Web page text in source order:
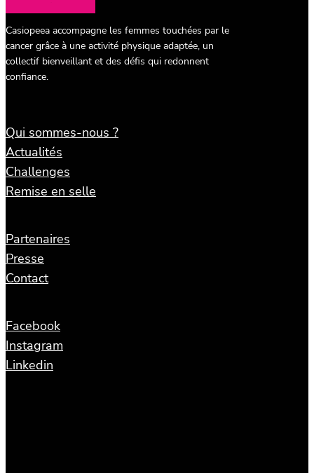
Casiopeea accompagne les femmes touchées par le
cancer grâce à une activité physique adaptée, un
collectif bienveillant et des défis qui redonnent
confiance.
Qui sommes-nous ?
Actualités
Challenges
Remise en selle
Partenaires
Presse
Contact
Facebook
Instagram
Linkedin